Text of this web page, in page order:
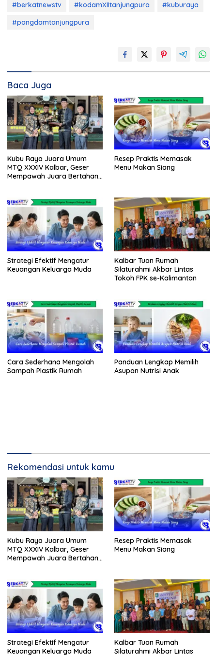
#berkatnewstv #kodamXIItanjungpura
#kuburaya
#pangdamtanjungpura
Baca Juga
Kubu Raya Juara Umum
MTQ XXXIV Kalbar, Geser
Mempawah Juara Bertahan
Resep Praktis Memasak
Menu Makan Siang
Strategi Efektif Mengatur
Keuangan Keluarga Muda
Kalbar Tuan Rumah
Silaturahmi Akbar Lintas
Tokoh FPK se-Kalimantan
Cara Sederhana Mengolah
Sampah Plastik Rumah
Panduan Lengkap Memilih
Asupan Nutrisi Anak
Rekomendasi untuk kamu
Kubu Raya Juara Umum
MTQ XXXIV Kalbar, Geser
Mempawah Juara Bertahan
Resep Praktis Memasak
Menu Makan Siang
Strategi Efektif Mengatur
Keuangan Keluarga Muda
Kalbar Tuan Rumah
Silaturahmi Akbar Lintas